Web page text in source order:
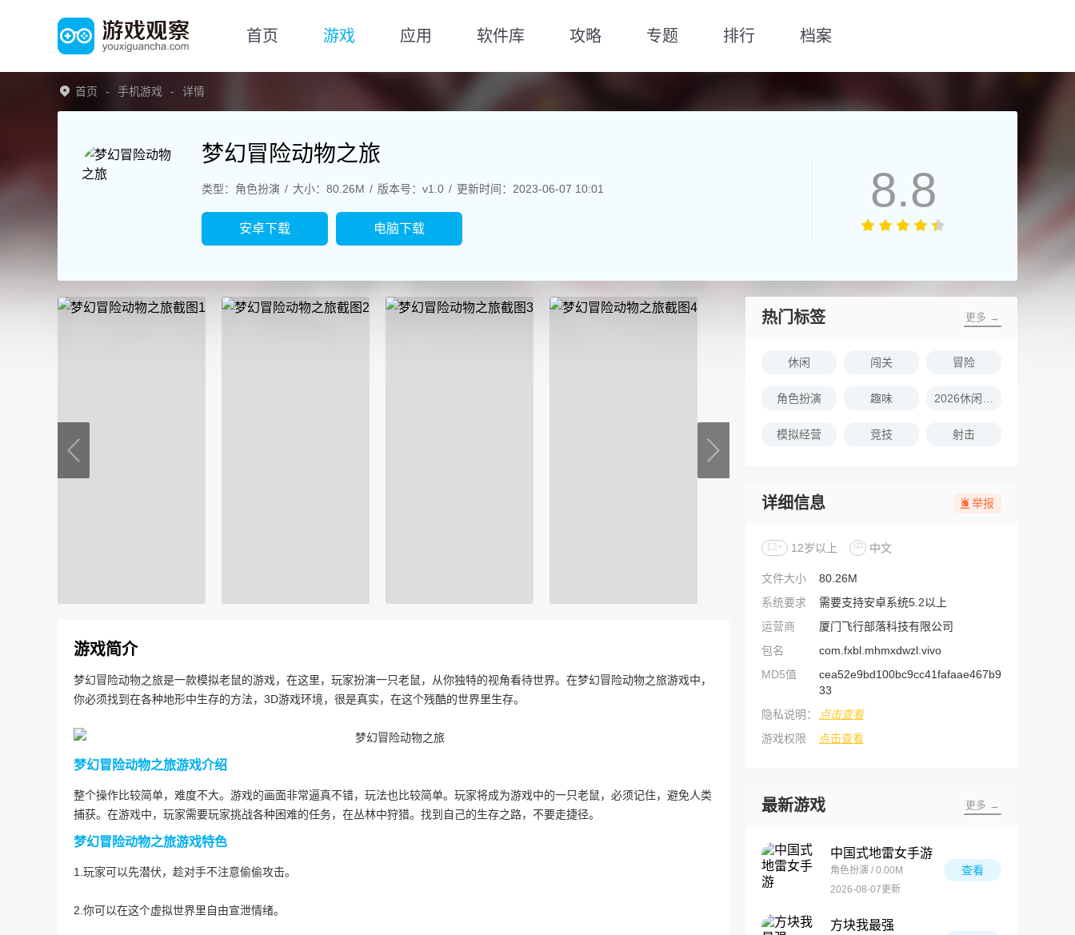
首页 游戏 应用 软件库 攻略 专题 排行 档案
首页 手机游戏 详情
梦幻冒险动物之旅
类型：角色扮演 大小：80.26M 版本号：v1.0 更新时间：2023-06-07 10:01
安卓下载 电脑下载
8.8
游戏简介
梦幻冒险动物之旅是一款模拟老鼠的游戏，在这里，玩家扮演一只老鼠，从你独特的视角看待世界。在梦幻冒险动物之旅游戏中，
你必须找到在各种地形中生存的方法，3D游戏环境，很是真实，在这个残酷的世界里生存。
梦幻冒险动物之旅游戏介绍
整个操作比较简单，难度不大。游戏的画面非常逼真不错，玩法也比较简单。玩家将成为游戏中的一只老鼠，必须记住，避免人类
捕获。在游戏中，玩家需要玩家挑战各种困难的任务，在丛林中狩猎。找到自己的生存之路，不要走捷径。
梦幻冒险动物之旅游戏特色
1.玩家可以先潜伏，趁对手不注意偷偷攻击。
2.你可以在这个虚拟世界里自由宣泄情绪。
热门标签 更多 →
休闲 闯关 冒险
角色扮演 趣味
模拟经营 竞技 射击
详细信息 举报
12+ 12岁以上 中 中文
文件大小
80.26M
系统要求
需要支持安卓系统5.2以上
运营商
厦门飞行部落科技有限公司
包名
com.fxbl.mhmxdwzl.vivo
MD5值
cea52e9bd100bc9cc41fafaae467b9
33
隐私说明：
点击查看
游戏权限
点击查看
最新游戏 更多 →
中国式地雷女手游
角色扮演 / 0.00M
2026-08-07更新
查看
方块我最强